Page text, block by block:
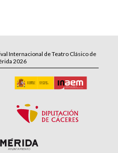
Internacional de Teatro Clásico de
2026